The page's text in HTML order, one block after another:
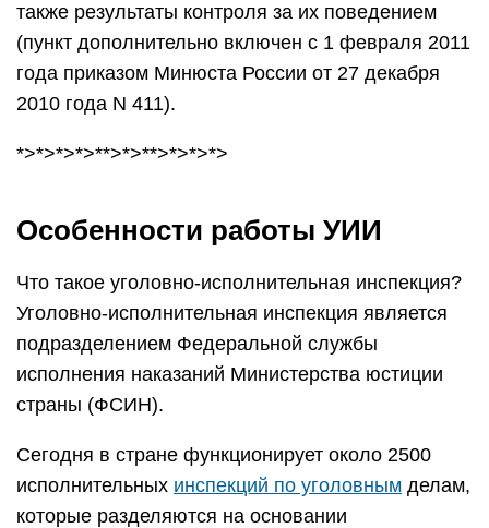
также результаты контроля за их поведением
(пункт дополнительно включен с 1 февраля 2011
года приказом Минюста России от 27 декабря
2010 года N 411).
*>*>*>*>**>*>**>*>*>*>
Особенности работы УИИ
Что такое уголовно-исполнительная инспекция?
Уголовно-исполнительная инспекция является
подразделением Федеральной службы
исполнения наказаний Министерства юстиции
страны (ФСИН).
Сегодня в стране функционирует около 2500
исполнительных инспекций по уголовным делам,
которые разделяются на основании